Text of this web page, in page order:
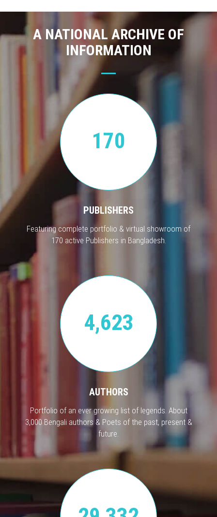
A NATIONAL ARCHIVE OF
INFORMATION
170
PUBLISHERS
Featuring complete portfolio & virtual showroom of
170 active Publishers in Bangladesh.
4,623
AUTHORS
Portfolio of an ever growing list of legends. About
3,000 Bengali authors & Poets of the past, present &
future.